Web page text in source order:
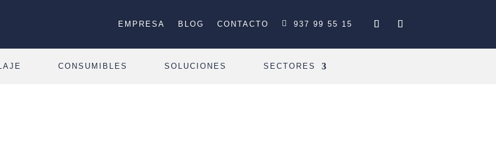
EMPRESA BLOG CONTACTO 937 99 55 15
CONSUMIBLES SOLUCIONES SECTORES